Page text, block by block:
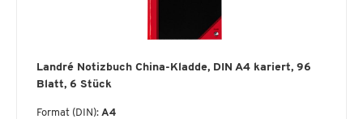
Landré Notizbuch China-Kladde, DIN A4 kariert, 96
Blatt, 6 Stück
Format (DIN): A4